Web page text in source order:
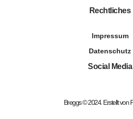
Rechtliches
Impressum
Datenschutz
Social Media
Breggs © 2024. Erstellt von